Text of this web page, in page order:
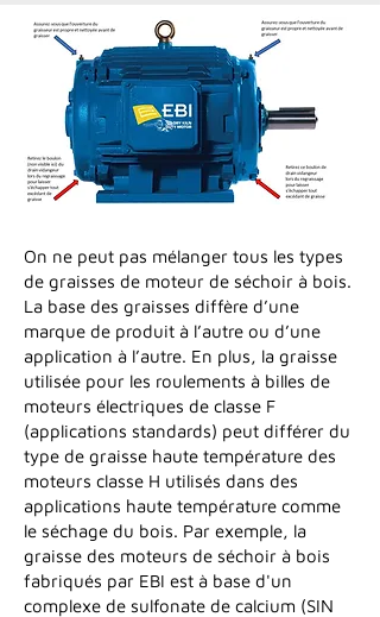
On ne peut pas mélanger tous les types
de graisses de moteur de séchoir à bois.
La base des graisses diffère d’une
marque de produit à l’autre ou d’une
application à l’autre. En plus, la graisse
utilisée pour les roulements à billes de
moteurs électriques de classe F
(applications standards) peut différer du
type de graisse haute température des
moteurs classe H utilisés dans des
applications haute température comme
le séchage du bois. Par exemple, la
graisse des moteurs de séchoir à bois
fabriqués par EBI est à base d'un
complexe de sulfonate de calcium (SIN